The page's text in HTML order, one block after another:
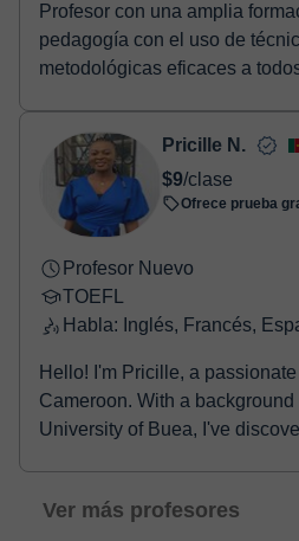
Profesor con una amplia
pedagogía con el uso de
metodológicas eficaces a
Pricille N.
$9/clase
Ofrece prueba
Profesor Nuevo
TOEFL
Habla: Inglés, Francés,
Hello! I'm Pricille, a
Cameroon. With a
University of Buea, I've
knowledge of English and
Ver más profesores